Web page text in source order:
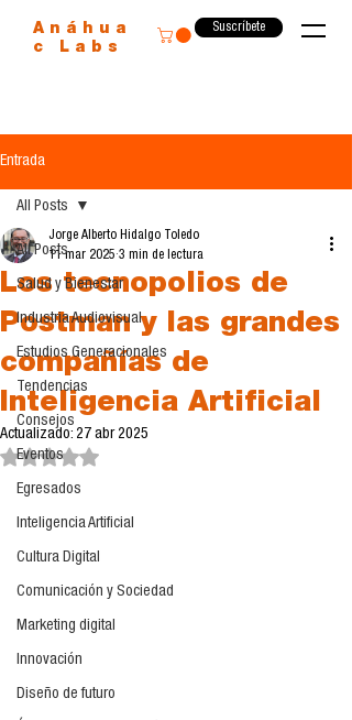
Anáhua
c Labs
Suscríbete
Entrada
All Posts
Salud y Bienestar
Industria Audiovisual
Estudios Generacionales
Tendencias
Consejos
Eventos
Egresados
Inteligencia Artificial
Cultura Digital
Comunicación y Sociedad
Marketing digital
Innovación
Diseño de futuro
All Posts
Los tecnopolios de
Postman y las grandes
compañías de
Inteligencia Artificial
Jorge Alberto Hidalgo Toledo
11 mar 2025 3 min de lectura
Actualizado: 27 abr 2025
Obtuvo NaN de 5 estrellas.